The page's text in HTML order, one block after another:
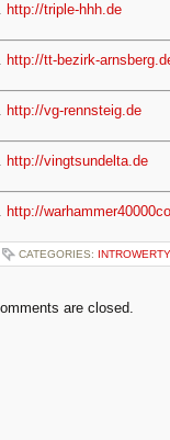
http://triple-hhh.de
http://tt-bezirk-
http://vg-rennsteig.de
http://vingtsundelta.de
http://
CATEGORIES:
are closed.